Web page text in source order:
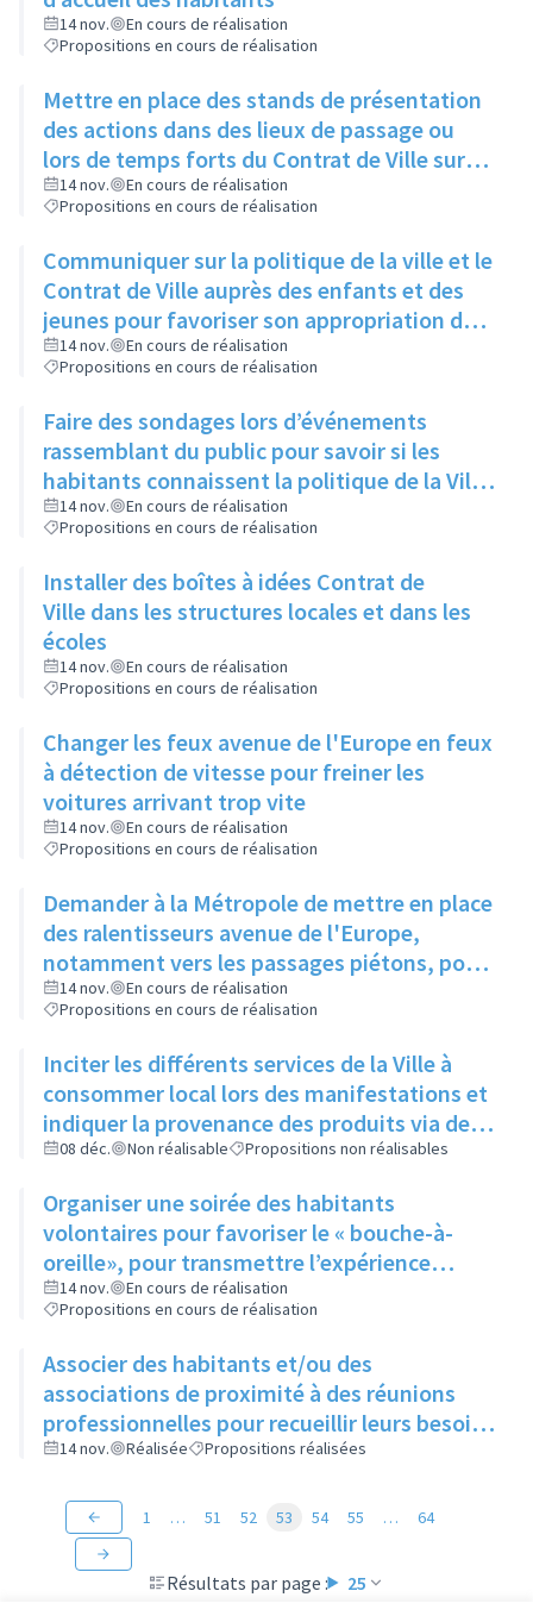
14 nov.
En cours de réalisation
Propositions en cours de réalisation
Mettre en place des stands de présentation
des actions dans des lieux de passage ou
lors de temps forts du Contrat de Ville sur
l’espace public
14 nov.
En cours de réalisation
Propositions en cours de réalisation
Communiquer sur la politique de la ville et le
Contrat de Ville auprès des enfants et des
jeunes pour favoriser son appropriation dès
le plus jeune âge
14 nov.
En cours de réalisation
Propositions en cours de réalisation
Faire des sondages lors d’événements
rassemblant du public pour savoir si les
habitants connaissent la politique de la Ville
/ le contrat de ville
14 nov.
En cours de réalisation
Propositions en cours de réalisation
Installer des boîtes à idées Contrat de
Ville dans les structures locales et dans les
écoles
14 nov.
En cours de réalisation
Propositions en cours de réalisation
Changer les feux avenue de l'Europe en feux
à détection de vitesse pour freiner les
voitures arrivant trop vite
14 nov.
En cours de réalisation
Propositions en cours de réalisation
Demander à la Métropole de mettre en place
des ralentisseurs avenue de l'Europe,
notamment vers les passages piétons, pour
plus de sécurité
14 nov.
En cours de réalisation
Propositions en cours de réalisation
Inciter les différents services de la Ville à
consommer local lors des manifestations et
indiquer la provenance des produits via des
cartes de visite laissées à disposition
08 déc. Non réalisable Propositions non réalisables
Organiser une soirée des habitants
volontaires pour favoriser le « bouche-à-
oreille», pour transmettre l’expérience
acquise et pour mobiliser de nouvelles
recrues (médiateur)
14 nov.
En cours de réalisation
Propositions en cours de réalisation
Associer des habitants et/ou des
associations de proximité à des réunions
professionnelles pour recueillir leurs besoins
et idées pour imaginer de nouvelles actions
14 nov. Réalisée Propositions réalisées
Résultats par page : 25
1 … 51 52 53 54 55 … 64